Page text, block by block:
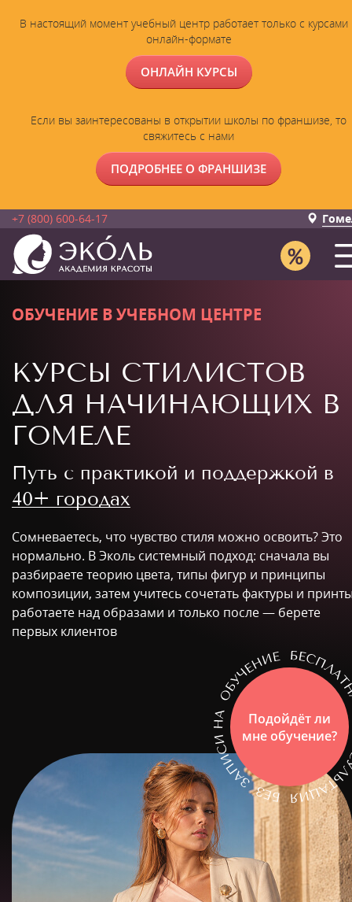
В настоящий момент учебный центр работает только с курсами
онлайн-формате
ОНЛАЙН КУРСЫ
Если вы заинтересованы в открытии школы по франшизе, то
свяжитесь с нами
ПОДРОБНЕЕ О ФРАНШИЗЕ
+7 (800) 600-64-17
ОБУЧЕНИЕ В УЧЕБНОМ ЦЕНТРЕ
КУРСЫ СТИЛИСТОВ
ДЛЯ НАЧИНАЮЩИХ В
ГОМЕЛЕ
Путь с практикой и поддержкой в
40+ городах
Сомневаетесь, что чувство стиля можно освоить? Это
нормально. В Эколь системный подход: сначала вы
разбираете теорию цвета, типы фигур и принципы
композиции, затем учитесь сочетать фактуры и
работаете над образами и только после — берете
первых клиентов
Подойдёт ли
мне обучение?